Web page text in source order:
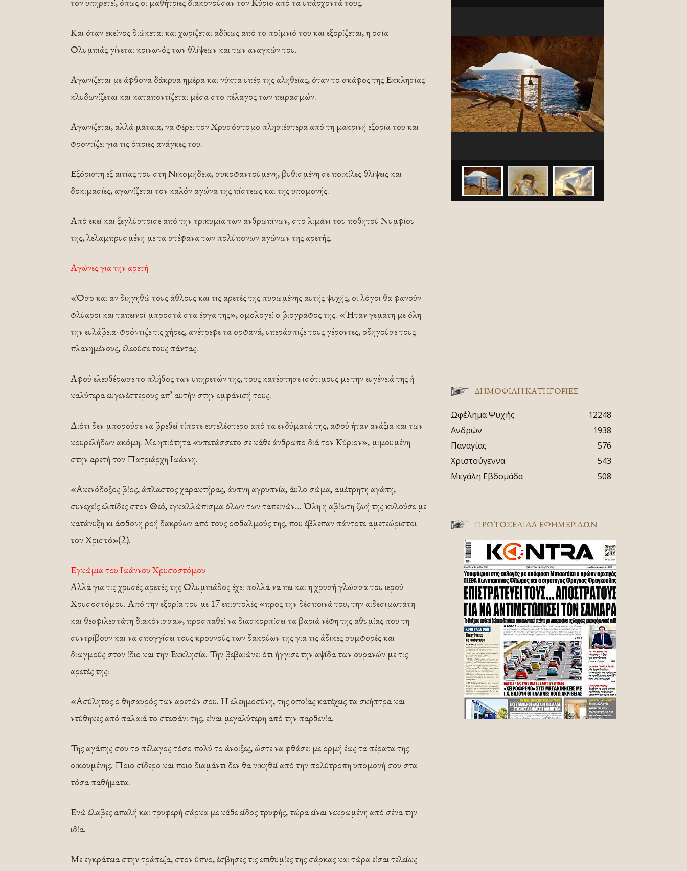
Και όταν εκείνος διώκεται και χωρίζεται αδίκως από το ποίμνιό του και εξορίζεται, η οσία
Ολυμπιάς γίνεται κοινωνός των θλίψεων και των αναγκών του.
Αγωνίζεται με άφθονα δάκρυα ημέρα και νύκτα υπέρ της αληθείας, όταν το σκάφος της Εκκλησίας
κλυδωνίζεται και καταποντίζεται μέσα στο πέλαγος των πειρασμών.
Αγωνίζεται, αλλά μάταια, να φέρει τον Χρυσόστομο πλησιέστερα από τη µακρινή εξορία του και
φροντίζει για τις όποιες ανάγκες του.
Εξόριστη εξ αιτίας του στη Νικομήδεια, συκοφαντούμενη, βυθισμένη σε ποικίλες θλίψεις και
δοκιμασίες, αγωνίζεται τον καλόν αγώνα της πίστεως και της υπομονής.
Από εκεί και ξεγλύστρισε από την τρικυμία των ανθρωπίνων, στο λιμάνι του ποθητού Νυμφίου
της, λελαμπρυσμένη με τα στέφανα των πολύπονων αγώνων της αρετής.
Αγώνες για την αρετή
«Όσο και αν διηγηθώ τους άθλους και τις αρετές της πυρωμένης αυτής ψυχής, οι λόγοι θα φανούν
φλύαροι και ταπεινοί μπροστά στα έργα της», ομολογεί ο βιογράφος της. «Ήταν γεμάτη με όλη
την ευλάβεια· φρόντιζε τις χήρες, ανέτρεφε τα ορφανά, υπεράσπιζε τους γέροντες, οδηγούσε τους
πλανημένους, ελεούσε τους πάντας.
Αφού ελευθέρωσε το πλήθος των υπηρετών της, τους κατέστησε ισότιμους με την ευγένειά της ή
καλύτερα ευγενέστερους απ’ αυτήν στην εμφάνισή τους.
Διότι δεν μπορούσε να βρεθεί τίποτε ευτελέστερο από τα ενδύματά της, αφού ήταν ανάξια και των
κουρελήδων ακόμη. Με ηπιότητα «υπετάσσετο σε κάθε άνθρωπο διά τον Κύριον», μιμουμένη
στην αρετή τον Πατριάρχη Ιωάννη.
«Ακενόδοξος βίος, άπλαστος χαρακτήρας, άυπνη αγρυπνία, άυλο σώμα, αμέτρητη αγάπη,
συνεχείς ελπίδες στον Θεό, εγκαλλώπισμα όλων των ταπεινών… Όλη η αβίωτη ζωή της κυλούσε με
κατάνυξη κι άφθονη ροή δακρύων από τους οφθαλμούς της, που έβλεπαν πάντοτε αμετεώριστοι
τον Χριστό»(2).
Εγκώμια του Ιωάννου Χρυσοστόμου
Αλλά για τις χρυσές αρετές της Ολυμπιάδος έχει πολλά να πει και η χρυσή γλώσσα του ιερού
Χρυσοστόμου. Από την εξορία του με 17 επιστολές «προς την δέσποινά του, την αιδεσιμωτάτη
και θεοφιλεστάτη διακόνισσα», προσπαθεί να διασκορπίσει τα βαριά νέφη της αθυμίας που τη
συντρίβουν και να σπογγίσει τους κρουνούς των δακρύων της για τις άδικες συμφορές και
διωγμούς στον ίδιο και την Εκκλησία. Την βεβαιώνει ότι ήγγισε την αψίδα των ουρανών με τις
αρετές της:
«Ασύλητος ο θησαυρός των αρετών σου. Η ελεημοσύνη, της οποίας κατέχεις τα σκήπτρα και
ντύθηκες από παλαιά το στεφάνι της, είναι μεγαλύτερη από την παρθενία.
Της αγάπης σου το πέλαγος τόσο πολύ το άνοιξες, ώστε να φθάσει με ορμή έως τα πέρατα της
οικουμένης. Ποιο σίδερο και ποιο διαμάντι δεν θα νικηθεί από την πολύτροπη υπομονή σου στα
τόσα παθήματα.
Ενώ έλαβες απαλή και τρυφερή σάρκα με κάθε είδος τρυφής, τώρα είναι νεκρωμένη από σένα την
ιδία.
Με εγκράτεια στην τράπεζα, στον ύπνο, έσβησες τις επιθυμίες της σάρκας και τώρα είσαι τελείως
ΔΗΜΟΦΙΛΗ ΚΑΤΗΓΟΡΙΕΣ
Ωφέλημα Ψυχής
12248
Ανδρών
1938
Παναγίας
576
Χριστούγεννα
543
Μεγάλη Εβδομάδα
508
ΠΡΩΤΟΣΈΛΙΔΑ ΕΦΗΜΕΡΊΔΩΝ